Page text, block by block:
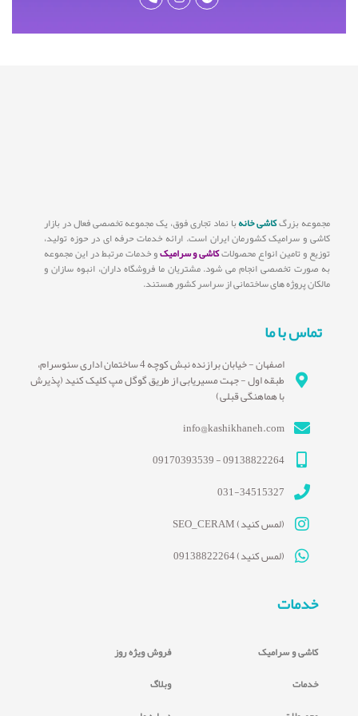
مجموعه بزرگکاشی خانهبا نماد تجاری فوق، یک مجموعه تخصصی فعال در بازار
کاشی و سرامیک کشورمان ایران است. ارائه خدمات حرفه ای در حوزه تولید،
توزیع و تامین انواع محصولاتکاشی و سرامیکو خدمات مرتبط در این مجموعه
به صورت تخصصی انجام می شود. مشتریان ما فروشگاه داران، انبوه سازان و
مالکان پروژه های ساختمانی از سراسر کشور هستند.
تماس با ما
اصفهان - خیابان برازنده نبش کوچه 4 ساختمان اداری سئوسرام،
طبقه اول - جهت مسیریابی از طریق گوگل مپ کلیک کنید (پذیرش
با هماهنگی قبلی)
info@kashikhaneh.com
09138822264 - 09170393539
031-34515327
(لمس کنید) SEO_CERAM
(لمس کنید) 09138822264
خدمات
کاشی و سرامیک
خدمات
فروش ویژه روز
وبلاگ